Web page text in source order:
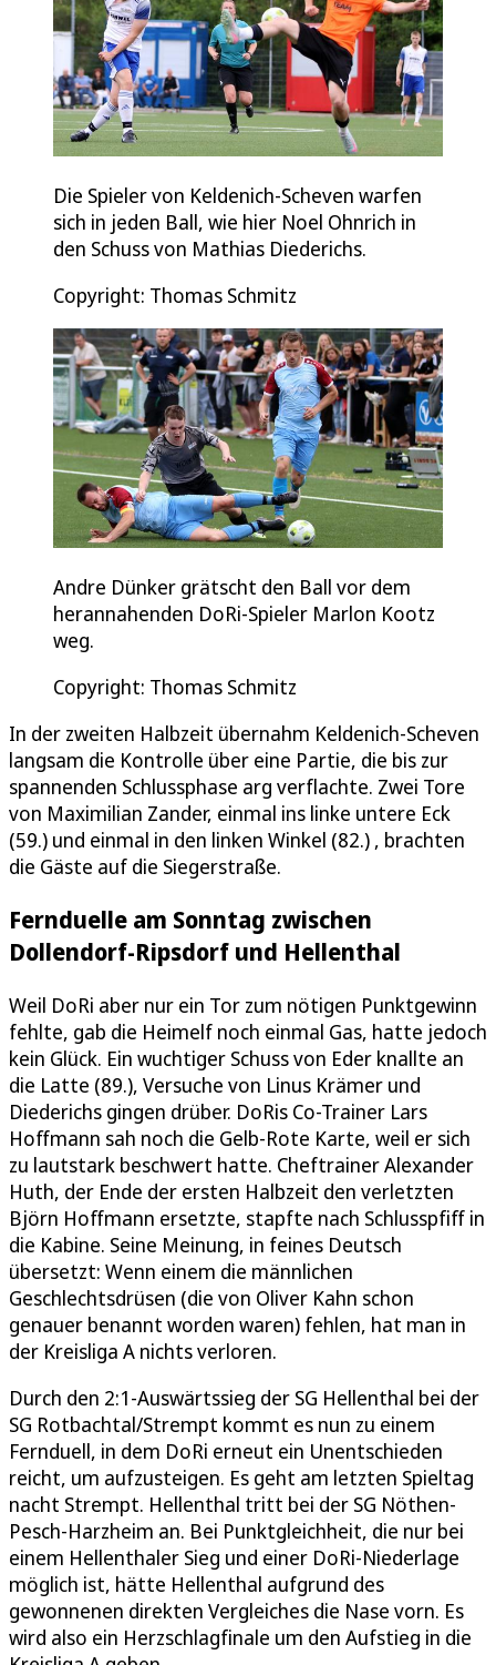
Die Spieler von Keldenich-Scheven warfen
sich in jeden Ball, wie hier Noel Ohnrich in
den Schuss von Mathias Diederichs.
Copyright: Thomas Schmitz
Andre Dünker grätscht den Ball vor dem
herannahenden DoRi-Spieler Marlon Kootz
weg.
Copyright: Thomas Schmitz
In der zweiten Halbzeit übernahm Keldenich-Scheven
langsam die Kontrolle über eine Partie, die bis zur
spannenden Schlussphase arg verflachte. Zwei Tore
von Maximilian Zander, einmal ins linke untere Eck
(59.) und einmal in den linken Winkel (82.) , brachten
die Gäste auf die Siegerstraße.
Fernduelle am Sonntag zwischen
Dollendorf-Ripsdorf und Hellenthal
Weil DoRi aber nur ein Tor zum nötigen Punktgewinn
fehlte, gab die Heimelf noch einmal Gas, hatte jedoch
kein Glück. Ein wuchtiger Schuss von Eder knallte an
die Latte (89.), Versuche von Linus Krämer und
Diederichs gingen drüber. DoRis Co-Trainer Lars
Hoffmann sah noch die Gelb-Rote Karte, weil er sich
zu lautstark beschwert hatte. Cheftrainer Alexander
Huth, der Ende der ersten Halbzeit den verletzten
Björn Hoffmann ersetzte, stapfte nach Schlusspfiff in
die Kabine. Seine Meinung, in feines Deutsch
übersetzt: Wenn einem die männlichen
Geschlechtsdrüsen (die von Oliver Kahn schon
genauer benannt worden waren) fehlen, hat man in
der Kreisliga A nichts verloren.
Durch den 2:1-Auswärtssieg der SG Hellenthal bei der
SG Rotbachtal/Strempt kommt es nun zu einem
Fernduell, in dem DoRi erneut ein Unentschieden
reicht, um aufzusteigen. Es geht am letzten Spieltag
nacht Strempt. Hellenthal tritt bei der SG Nöthen-
Pesch-Harzheim an. Bei Punktgleichheit, die nur bei
einem Hellenthaler Sieg und einer DoRi-Niederlage
möglich ist, hätte Hellenthal aufgrund des
gewonnenen direkten Vergleiches die Nase vorn. Es
wird also ein Herzschlagfinale um den Aufstieg in die